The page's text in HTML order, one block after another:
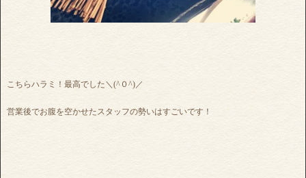
こちらハラミ！最高でした＼(^０^)／
営業後でお腹を空かせたスタッフの勢いはすごいです！